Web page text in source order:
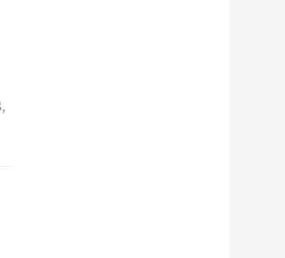
,